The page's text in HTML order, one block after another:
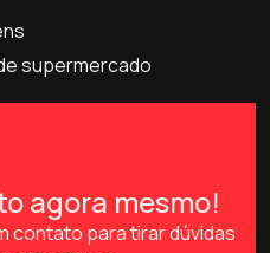
supermercado
agora mesmo!
contato para tirar dúvidas